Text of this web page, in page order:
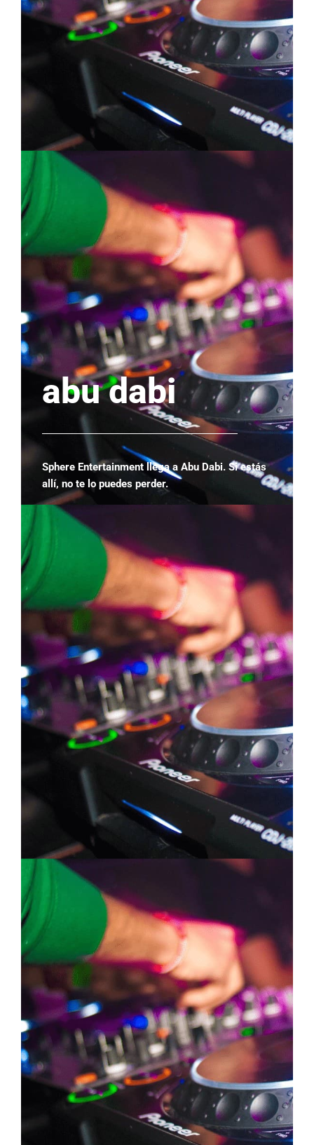
abu dabi
Sphere Entertainment llega a Abu Dabi. Si estás
allí, no te lo puedes perder.